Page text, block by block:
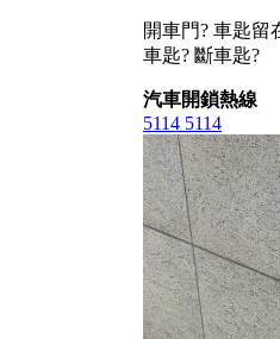
開車門? 車匙留
車匙? 斷車匙?
汽車開鎖熱線
5114 5114